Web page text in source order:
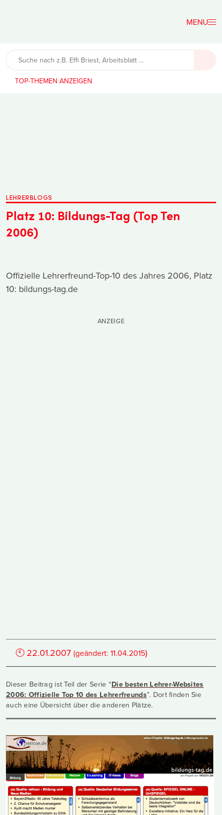
Lehrerfreund
TOP-THEMEN
LEHRERBLOGS
Platz 10: Bildungs-Tag (Top Ten
2006)
Offizielle Lehrerfreund-Top-10 des Jahres 2006, Platz
10: bildungs-tag.de
ANZEIGE
🕙 22.01.2007 (geändert:11.04.2015)
Dieser Beitrag ist Teil der Serie “Die besten Lehrer-Websites
2006: Offizielle Top 10 des Lehrerfreunds”. Dort finden Sie
auch eine Übersicht über die anderen Plätze.